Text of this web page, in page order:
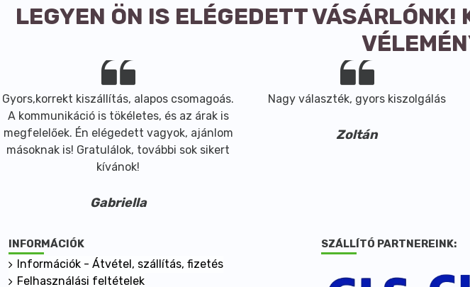
LEGYEN ÖN IS ELÉGEDETT
Gyors,korrekt kiszállítás, alapos csomagoás.
A kommunikáció is tökéletes, és az árak is
megfelelőek. Én elégedett vagyok, ajánlom
másoknak is! Gratulálok, további sok sikert
kívánok!
Gabriella
Nagy választék, gyors kiszolgálás
Zoltán
INFORMÁCIÓK
Információk - Átvétel, szállítás, fizetés
Felhasználási feltételek
SZÁLLÍTÓ PARTNEREINK: